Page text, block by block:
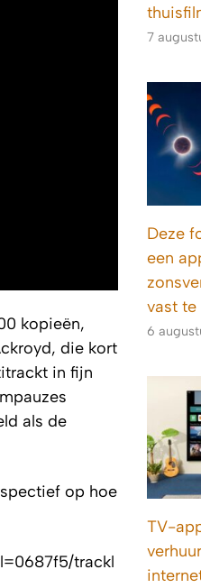
kopieën,
die kort
in fijn
als de
op hoe
trackl
7
Deze
een
vast te
6
TV-